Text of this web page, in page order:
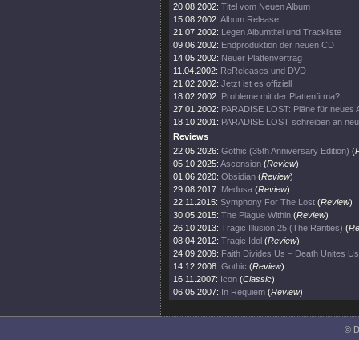
20.08.2002: Titel vom Neuen Album
15.08.2002: Album Release
21.07.2002: Legen Albumtitel und Trackliste
09.06.2002: Endproduktion der neuen CD
14.05.2002: Neuer Plattenvertrag
11.04.2002: ReReleases und DVD
21.02.2002: Jetzt ist es offiziell
18.02.2002: Probleme mit der Plattenfirma?
27.01.2002: PARADISE LOST: Pläne für neues
18.10.2001: PARADISE LOST schreiben an
Reviews
22.05.2026: Gothic (35th Anniversary Edition) (
05.10.2025: Ascension (Review)
01.06.2020: Obsidian (Review)
29.08.2017: Medusa (Review)
22.11.2015: Symphony For The Lost (Review)
30.05.2015: The Plague Within (Review)
26.10.2013: Tragic Illusion 25 (The Rarities) (
08.04.2012: Tragic Idol (Review)
24.09.2009: Faith Divides Us – Death Unites Us
14.12.2008: Gothic (Review)
16.11.2007: Icon (Classic)
06.05.2007: In Requiem (Review)
©